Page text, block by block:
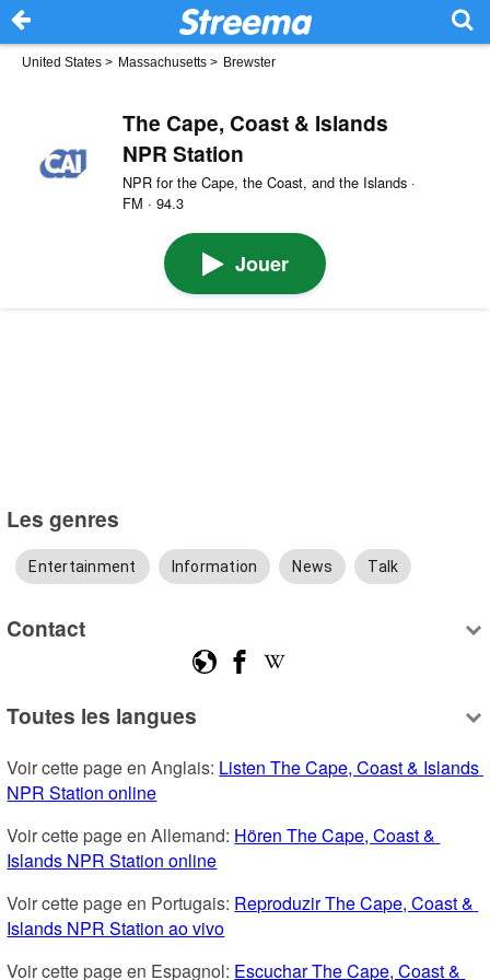
United States > Massachusetts > Brewster
The Cape, Coast & Islands
NPR Station
NPR for the Cape, the Coast, and the Islands ·
FM · 94.3
Jouer
Les genres
Entertainment Information News Talk
Contact
Toutes les langues
Voir cette page en Anglais: Listen The Cape, Coast & Islands
NPR Station online
Voir cette page en Allemand: Hören The Cape, Coast &
Islands NPR Station online
Voir cette page en Portugais: Reproduzir The Cape, Coast &
Islands NPR Station ao vivo
Voir cette page en Espagnol: Escuchar The Cape, Coast &